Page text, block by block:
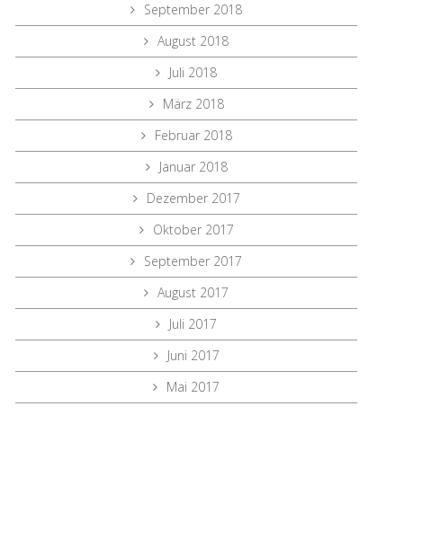
September 2018
August 2018
Juli 2018
März 2018
Februar 2018
Januar 2018
Dezember 2017
Oktober 2017
September 2017
August 2017
Juli 2017
Juni 2017
Mai 2017